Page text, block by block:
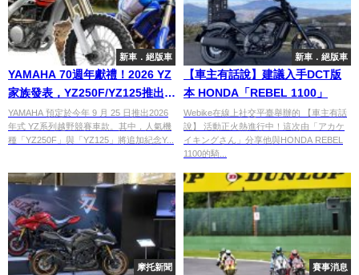
新車．絕版車
YAMAHA 70週年獻禮！2026 YZ
家族發表，YZ250F/YZ125推出紀
念塗裝特別款
YAMAHA 預定於今年 9 月 25 日推出2026
年式 YZ系列越野競賽車款。其中，人氣機
種「YZ250F」與「YZ125」將追加紀念Y...
新車．絕版車
【車主有話說】建議入手DCT版
本 HONDA「REBEL 1100」
Webike在線上社交平臺舉辦的 【車主有話
說】 活動正火熱進行中！這次由「アカケ
イキングさん」分享他與HONDA REBEL
1100的騎...
摩托新聞 賽事消息